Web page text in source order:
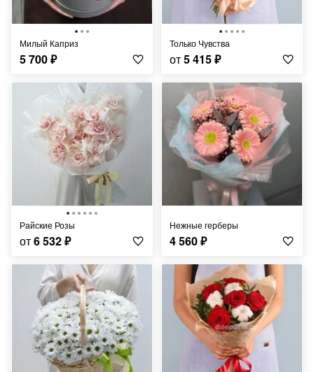
Милый Каприз
5 700₽
Только Чувства
от5 415₽
Райские Розы
от6 532₽
Нежные герберы
4 560₽